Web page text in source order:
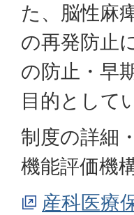
た、脳性麻
の再発防止
の防止・早
目的として
制度の詳細
機能評価機
産科医療